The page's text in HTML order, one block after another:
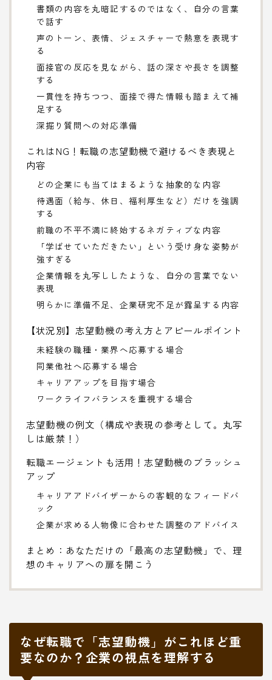
書類の内容を丸暗記するのではなく、自分の言葉
で話す
声のトーン、表情、ジェスチャーで熱意を表現す
る
面接官の反応を見ながら、話の深さや長さを調整
する
一貫性を持ちつつ、面接で得た情報も踏まえて補
足する
深掘り質問への対応準備
これはNG！転職の志望動機で避けるべき表現と
内容
どの企業にも当てはまるような抽象的な内容
待遇面（給与、休日、福利厚生など）だけを強調
する
前職の不平不満に終始するネガティブな内容
「学ばせていただきたい」という受け身な姿勢が
強すぎる
企業情報を丸写ししたような、自分の言葉でない
表現
明らかに準備不足、企業研究不足が露呈する内容
【状況別】志望動機の考え方とアピールポイント
未経験の職種・業界へ応募する場合
同業他社へ応募する場合
キャリアアップを目指す場合
ワークライフバランスを重視する場合
志望動機の例文（構成や表現の参考として。丸写
しは厳禁！）
転職エージェントも活用！志望動機のブラッシュ
アップ
キャリアアドバイザーからの客観的なフィードバ
ック
企業が求める人物像に合わせた調整のアドバイス
まとめ：あなただけの「最高の志望動機」で、理
想のキャリアへの扉を開こう
なぜ転職で「志望動機」がこれほど重
要なのか？企業の視点を理解する